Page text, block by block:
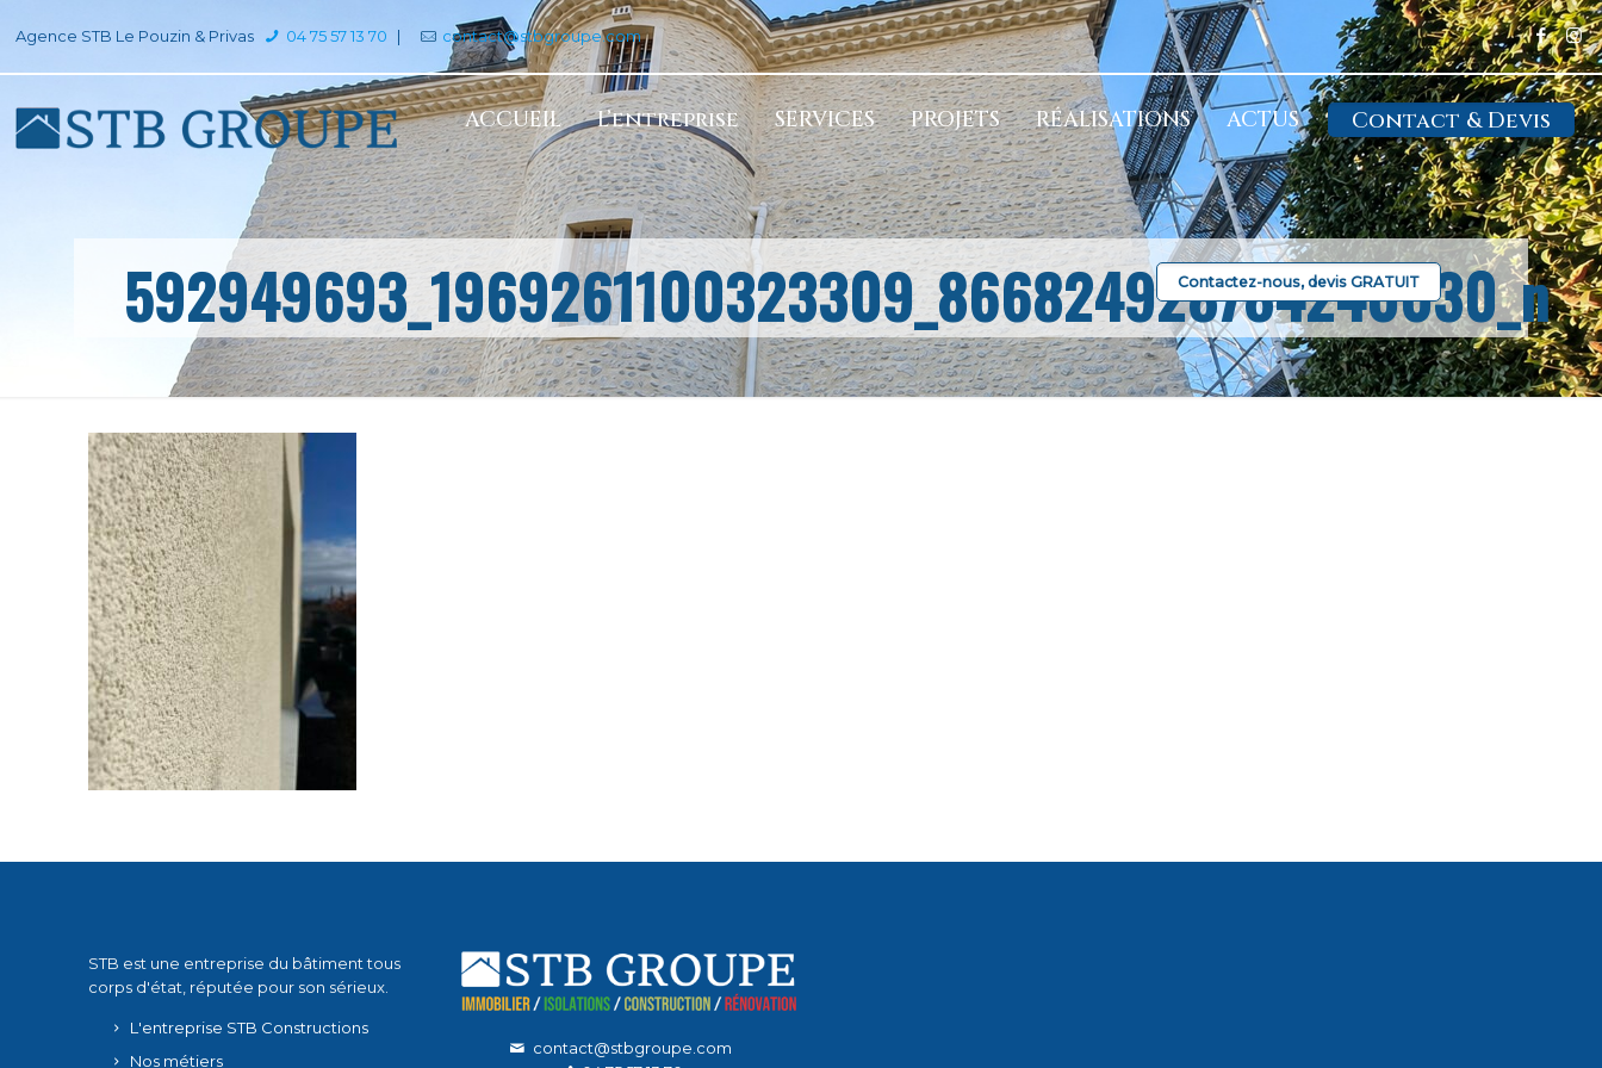
Agence STB Le Pouzin & Privas 04 75 57 13 70 | contact@stbgroupe.com
ACCUEIL L’entreprise SERVICES PROJETS RÉALISATIONS ACTUS Contact & Devis
592949693_1969261100323309_866824928784240030_n
Contactez-nous, devis GRATUIT
STB est une entreprise du bâtiment tous
corps d'état, réputée pour son sérieux.
L'entreprise STB Constructions
Nos métiers
contact@stbgroupe.com